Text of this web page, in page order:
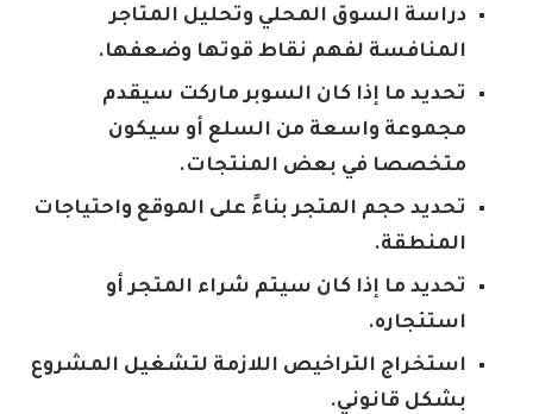
دراسة السوق المحلي وتحليل المتاجر
المنافسة لفهم نقاط قوتها وضعفها.
تحديد ما إذا كان السوبر ماركت سيقدم
مجموعة واسعة من السلع أو سيكون
متخصصا في بعض المنتجات.
تحديد حجم المتجر بناءً على الموقع واحتياجات
المنطقة.
تحديد ما إذا كان سيتم شراء المتجر أو
استئجاره.
استخراج التراخيص اللازمة لتشغيل المشروع
بشكل قانوني.